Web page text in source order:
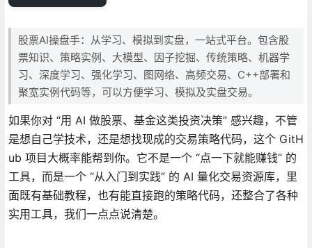
股票AI操盘手：从学习、模拟到实盘，一站式平台。包含股
票知识、策略实例、大模型、因子挖掘、传统策略、机器学
习、深度学习、强化学习、图网络、高频交易、C++部署和
聚宽实例代码等，可以方便学习、模拟及实盘交易。
如果你对 “用 AI 做股票、基金这类投资决策” 感兴趣，不管
是想自己学技术，还是想找现成的交易策略代码，这个 GitH
ub 项目大概率能帮到你。它不是一个 “点一下就能赚钱” 的
工具，而是一个 “从入门到实践” 的 AI 量化交易资源库，里
面既有基础教程，也有能直接跑的策略代码，还整合了各种
实用工具，我们一点点说清楚。